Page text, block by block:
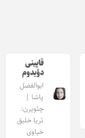
قاپینی
دؤیدوم
ابوالفضل
پاشا |
چئویرن:
ثریا خلیق
خیاوی